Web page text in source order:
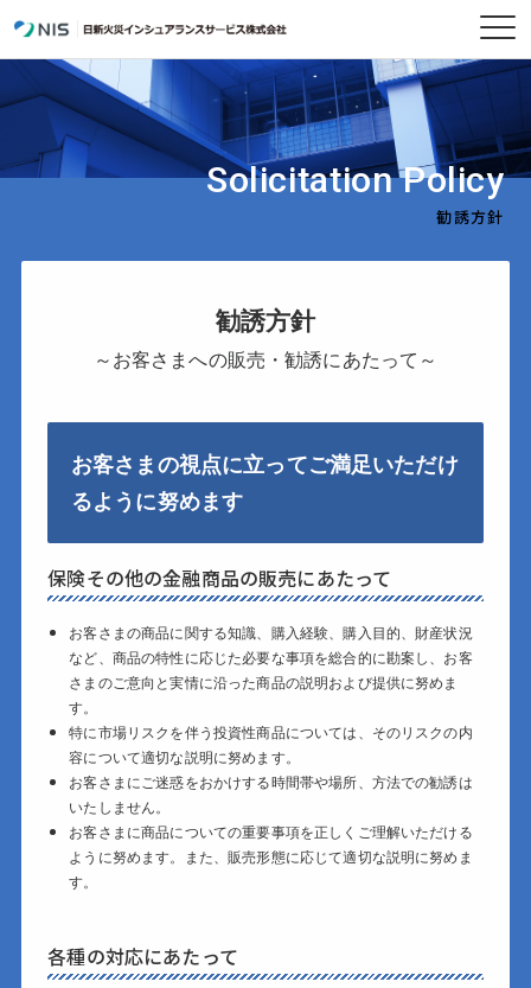
Solicitation Policy
勧誘方針
勧誘方針
～お客さまへの販売・勧誘にあたって～
お客さまの視点に立ってご満足いただけ
るように努めます
保険その他の金融商品の販売にあたって
お客さまの商品に関する知識、購入経験、購入目的、財産状況
など、商品の特性に応じた必要な事項を総合的に勘案し、お客
さまのご意向と実情に沿った商品の説明および提供に努めま
す。
特に市場リスクを伴う投資性商品については、そのリスクの内
容について適切な説明に努めます。
お客さまにご迷惑をおかけする時間帯や場所、方法での勧誘は
いたしません。
お客さまに商品についての重要事項を正しくご理解いただける
ように努めます。また、販売形態に応じて適切な説明に努めま
す。
各種の対応にあたって